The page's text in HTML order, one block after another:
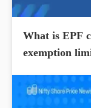
What is EPF
exemption